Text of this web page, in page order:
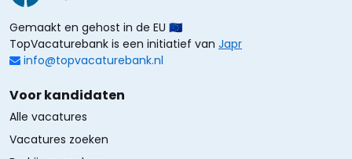
Gemaakt en gehost in de EU 🇪🇺
TopVacaturebank is een initiatief van Japr
info@topvacaturebank.nl
Voor kandidaten
Alle vacatures
Vacatures zoeken